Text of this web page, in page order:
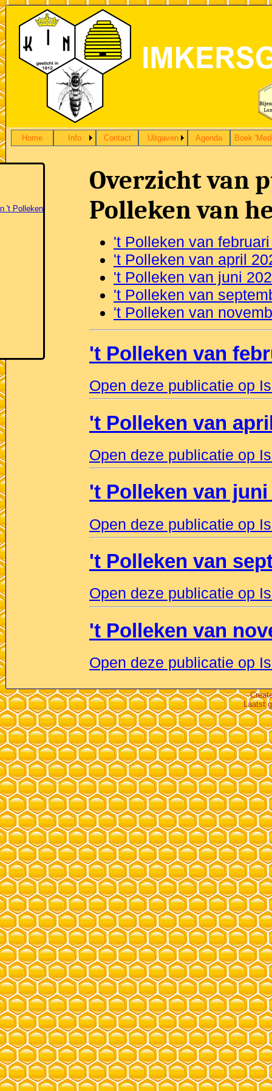
Home Info Contact Uitgaven Agenda Boek
't Polleken
Overzicht van
Polleken van
't Polleken van
't Polleken van april
't Polleken van juni
't Polleken van
't Polleken van
't Polleken van
Open deze publicatie op
't Polleken van
Open deze publicatie op
't Polleken van juni
Open deze publicatie op
't Polleken van
Open deze publicatie op
't Polleken van
Open deze publicatie op
Laatst